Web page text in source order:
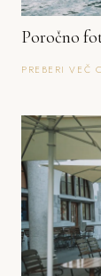
Poročno
PREBERI VEČ